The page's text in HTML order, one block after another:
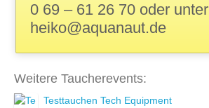
0 69 – 61 26 70 oder unter
heiko@aquanaut.de
Weitere Taucherevents:
Testtauchen Tech Equipment